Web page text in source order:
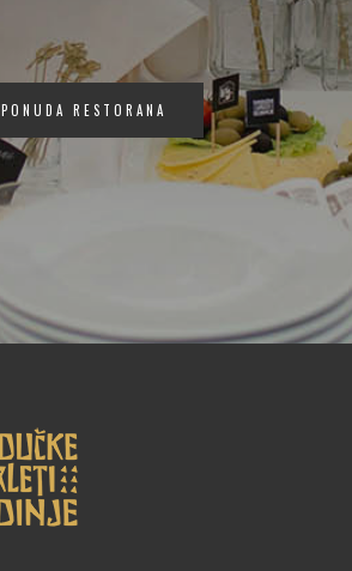
PONUDA RESTORANA